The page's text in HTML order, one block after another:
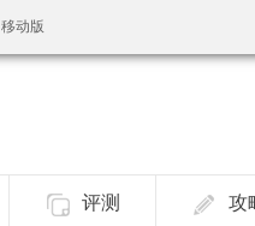
移动版
评测 攻